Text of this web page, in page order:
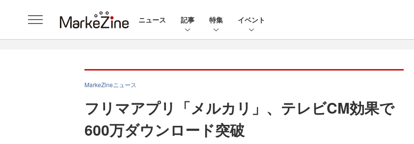
ニュース 記事 特集 イベント
MarkeZineニュース
フリマアプリ「メルカリ」、テレビCM効果で
600万ダウンロード突破